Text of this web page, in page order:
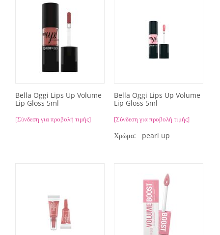
Bella Oggi Lips Up Volume
Lip Gloss 5ml
[Σύνδεση για προβολή τιμής]
Bella Oggi Lips Up Volume
Lip Gloss 5ml
[Σύνδεση για προβολή τιμής]
Χρώμα: pearl up